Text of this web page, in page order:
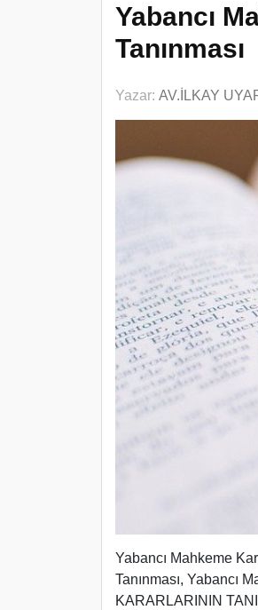
Yabancı
Tanınması
Yazar: AV.İLKAY
Yabancı Mahkeme
Tanınması, Yabancı
KARARLARININ